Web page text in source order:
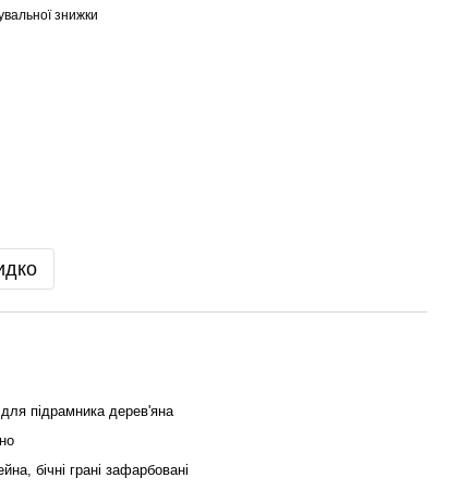
знижки
підрамника дерев'яна
бічні грані зафарбовані